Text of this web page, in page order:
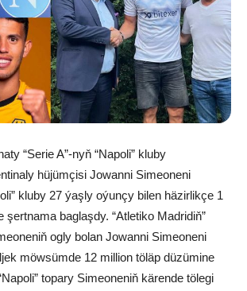
“Serie A”-nyň “Napoli” kluby
hüjümçisi Jowanni Simeoneni
kluby 27 ýaşly oýunçy bilen häzirlikçe 1
baglaşdy. “Atletiko Madridiň”
ogly bolan Jowanni Simeoneni
möwsümde 12 million töläp düzümine
topary Simeoneniň kärende tölegi